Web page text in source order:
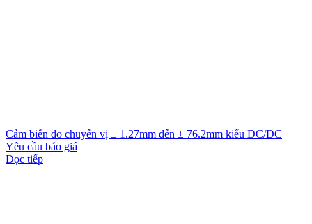
Cảm biến đo chuyển vị ± 1.27mm đến ± 76.2mm kiểu DC/DC
Yêu cầu báo giá
Đọc tiếp